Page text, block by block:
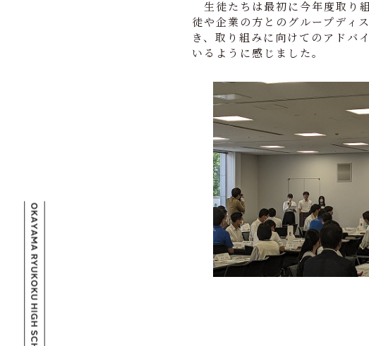
生徒たちは最初に今年度取り
徒や企業の方とのグループディ
き、取り組みに向けてのアドバ
いるように感じました。